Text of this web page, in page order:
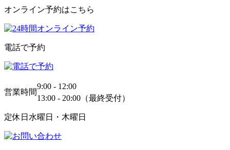
オンライン予約はこちら
電話で予約
営業時間
9:00 - 12:00
13:00 - 20:00（最終受付）
定休日 水曜日・木曜日